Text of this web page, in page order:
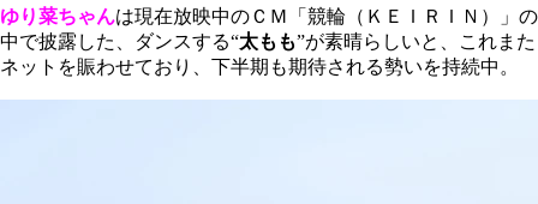
ゆり菜ちゃんは現在放映中のＣＭ「競輪（ＫＥＩＲＩＮ）」の
中で披露した、ダンスする“太もも”が素晴らしいと、これまた
ネットを賑わせており、下半期も期待される勢いを持続中。